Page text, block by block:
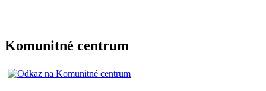
Komunitné centrum